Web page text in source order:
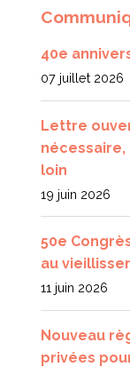
40e
07 juillet 2026
Lettre
loin
19 juin 2026
50e
au
11 juin 2026
Nouveau
privées